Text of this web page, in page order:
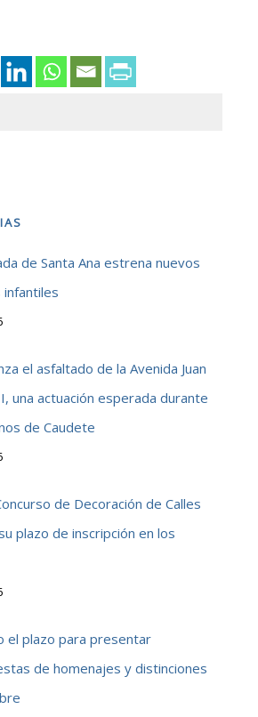
de Santa Ana estrena nuevos
infantiles
el asfaltado de la Avenida Juan
una actuación esperada durante
de Caudete
de Decoración de Calles
plazo de inscripción en los
el plazo para presentar
de homenajes y distinciones